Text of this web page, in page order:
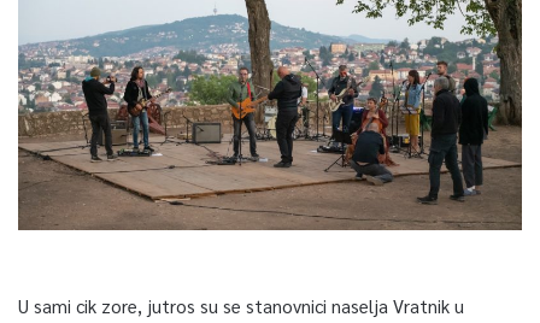
U sami cik zore, jutros su se stanovnici naselja Vratnik u